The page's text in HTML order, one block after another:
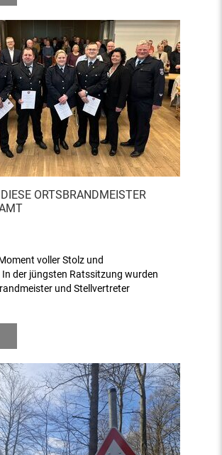
ORTSBRANDMEISTER
voller Stolz und
der jüngsten Ratssitzung wurden
und Stellvertreter